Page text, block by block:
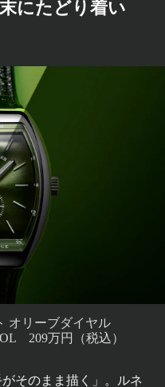
にたどり着い
オリーブダイヤル
209万円（税込）
そのまま描く」。ルネ